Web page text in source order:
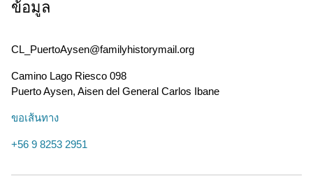
ข้อมูล
CL_PuertoAysen@familyhistorymail.org
Camino Lago Riesco 098
Puerto Aysen, Aisen del General Carlos Ibane
ขอเส้นทาง
+56 9 8253 2951